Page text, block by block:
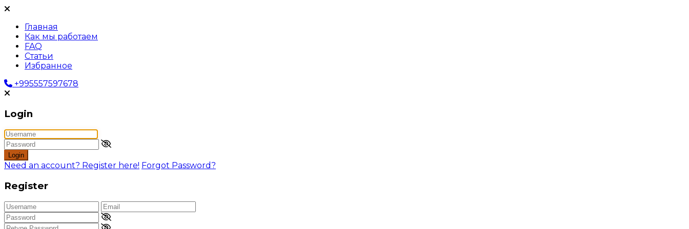
Главная
Как мы работаем
FAQ
Статьи
Избранное
+995557597678
Login
Login
Need an account? Register here! Forgot Password?
Register